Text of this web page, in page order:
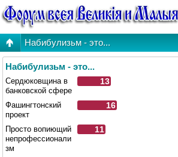
Набибулизьм - это...
Набибулизьм - это...
Сердюковщина в
банковской сфере
13
Фашингтонский
проект
16
Просто вопиющий
непрофессионали
зм
11